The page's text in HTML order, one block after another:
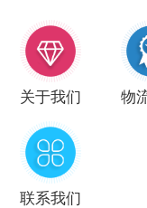
关于我们 物
联系我们